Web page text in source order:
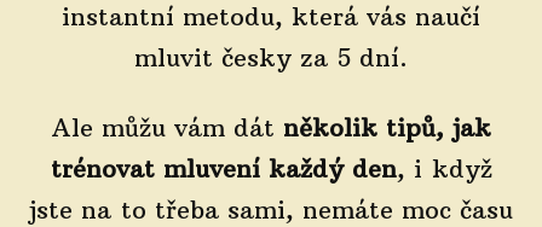
instantní metodu, která vás naučí
mluvit česky za 5 dní.
Ale můžu vám dát několik tipů, jak
trénovat mluvení každý den, i když
jste na to třeba sami, nemáte moc času